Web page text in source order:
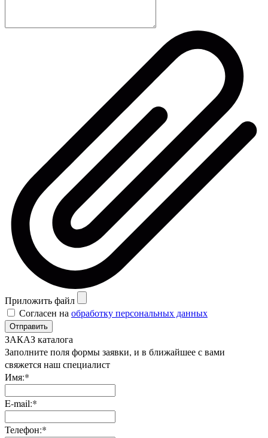
Приложить файл
Согласен на обработку персональных данных
Отправить
ЗАКАЗ каталога
Заполните поля формы заявки, и в ближайшее с вами
свяжется наш специалист
Имя:*
E-mail:*
Телефон:*